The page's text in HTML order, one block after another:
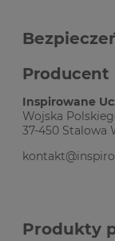
Producent
Inspirowane
Wojska
37-450 Stalowa
Produkty